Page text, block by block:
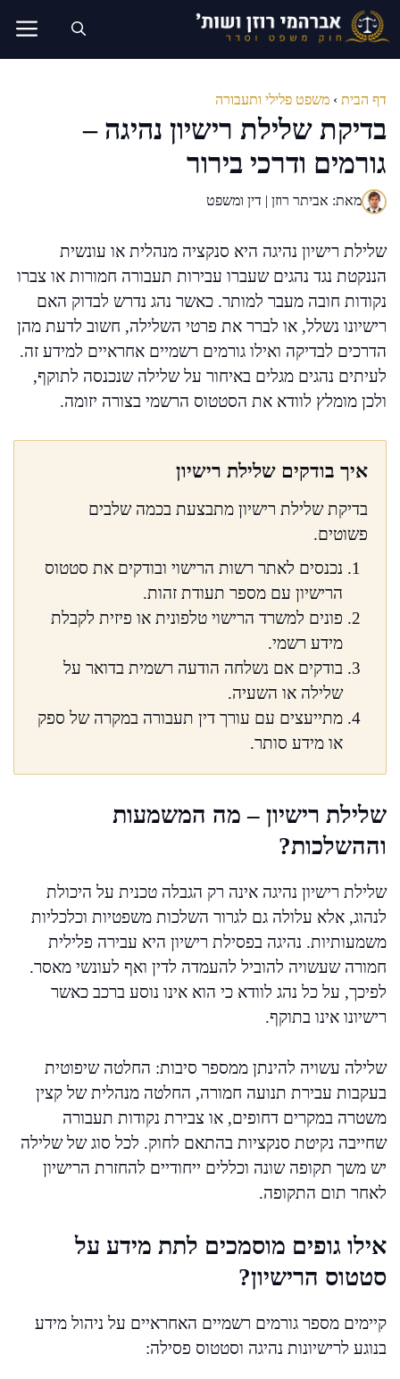
לדלג
לתוכן
דף הבית › משפט פלילי ותעבורה
בדיקת שלילת רישיון נהיגה –
גורמים ודרכי בירור
מאת: אביתר רוזן | דין ומשפט
שלילת רישיון נהיגה היא סנקציה מנהלית או עונשית
הננקטת נגד נהגים שעברו עבירות תעבורה חמורות או צברו
נקודות חובה מעבר למותר. כאשר נהג נדרש לבדוק האם
רישיונו נשלל, או לברר את פרטי השלילה, חשוב לדעת מהן
הדרכים לבדיקה ואילו גורמים רשמיים אחראיים למידע זה.
לעיתים נהגים מגלים באיחור על שלילה שנכנסה לתוקף,
ולכן מומלץ לוודא את הסטטוס הרשמי בצורה יזומה.
איך בודקים שלילת רישיון
בדיקת שלילת רישיון מתבצעת בכמה שלבים
פשוטים.
נכנסים לאתר רשות הרישוי ובודקים את סטטוס
הרישיון עם מספר תעודת זהות.
פונים למשרד הרישוי טלפונית או פיזית לקבלת
מידע רשמי.
בודקים אם נשלחה הודעה רשמית בדואר על
שלילה או השעיה.
מתייעצים עם עורך דין תעבורה במקרה של ספק
או מידע סותר.
שלילת רישיון – מה המשמעות
וההשלכות?
שלילת רישיון נהיגה אינה רק הגבלה טכנית על היכולת
לנהוג, אלא עלולה גם לגרור השלכות משפטיות וכלכליות
משמעותיות. נהיגה בפסילת רישיון היא עבירה פלילית
חמורה שעשויה להוביל להעמדה לדין ואף לעונשי מאסר.
לפיכך, על כל נהג לוודא כי הוא אינו נוסע ברכב כאשר
רישיונו אינו בתוקף.
שלילה עשויה להינתן ממספר סיבות: החלטה שיפוטית
בעקבות עבירת תנועה חמורה, החלטה מנהלית של קצין
משטרה במקרים דחופים, או צבירת נקודות תעבורה
שחייבה נקיטת סנקציות בהתאם לחוק. לכל סוג של שלילה
יש משך תקופה שונה וכללים ייחודיים להחזרת הרישיון
לאחר תום התקופה.
אילו גופים מוסמכים לתת מידע על
סטטוס הרישיון?
קיימים מספר גורמים רשמיים האחראיים על ניהול מידע
בנוגע לרישיונות נהיגה וסטטוס פסילה: